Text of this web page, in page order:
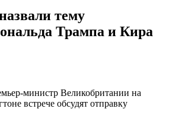
тему
Трампа и Кира
министр Великобритании на
встрече обсудят отправку